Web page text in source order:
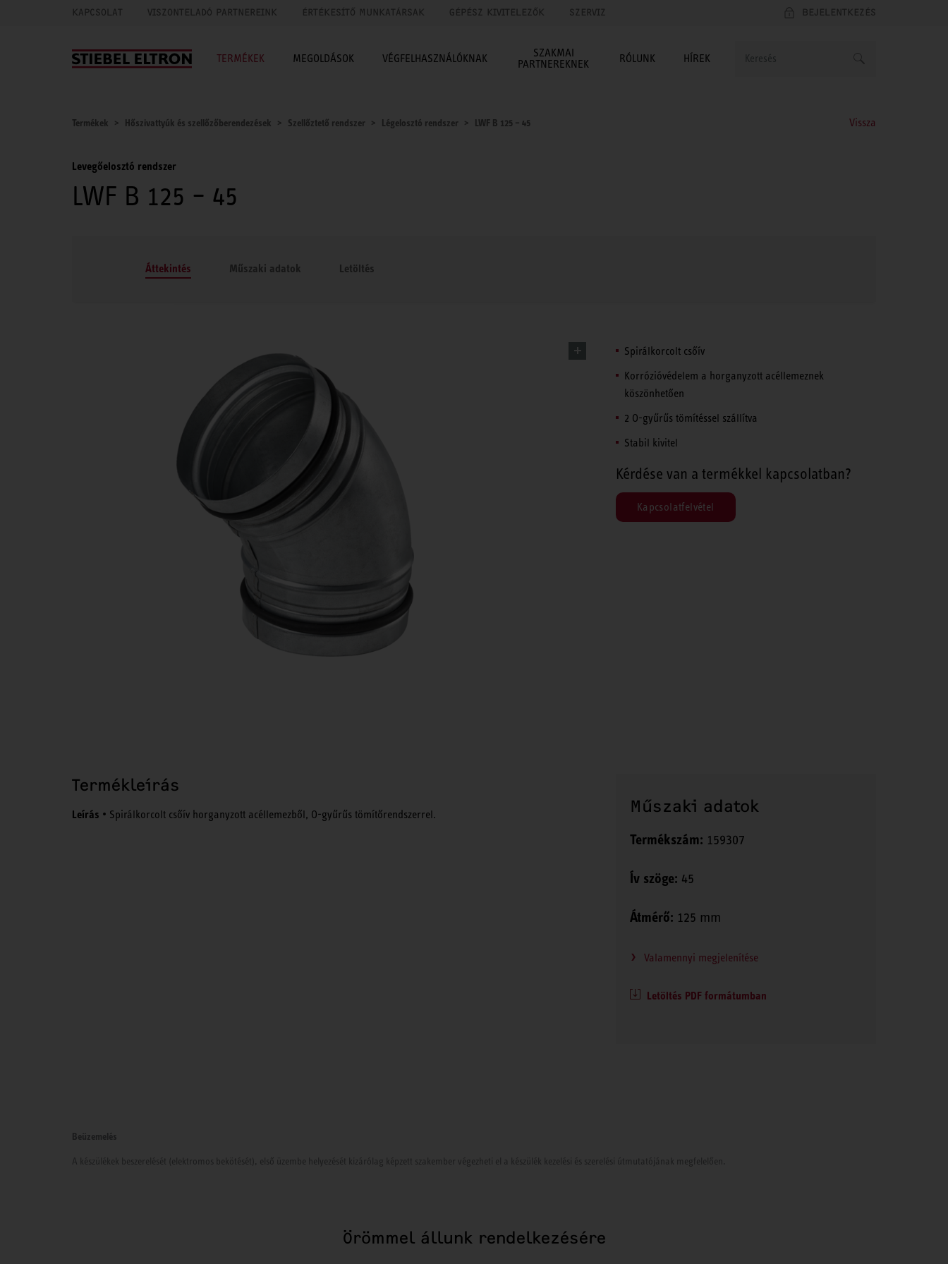
KAPCSOLAT VISZONTELADÓ PARTNEREINK ÉRTÉKESÍTŐ MUNKATÁRSAK GÉPÉSZ KIVITELEZŐK SZERVIZ BEJELENTKEZÉS
TERMÉKEK MEGOLDÁSOK VÉGFELHASZNÁLÓKNAK
SZAKMAI
PARTNEREKNEK
RÓLUNK HÍREK
Termékek Hőszivattyúk és szellőzőberendezések Szellőztető rendszer Légelosztó rendszer LWF B 125 – 45 Vissza
Levegőelosztó rendszer
LWF B 125 – 45
Áttekintés Műszaki adatok Letöltés
Spirálkorcolt csőív
Korrózióvédelem a horganyzott acéllemeznek
köszönhetően
2 O-gyűrűs tömítéssel szállítva
Stabil kivitel
Kérdése van a termékkel kapcsolatban?
Kapcsolatfelvétel
Termékleírás
Leírás • Spirálkorcolt csőív horganyzott acéllemezből, O-gyűrűs tömítőrendszerrel. Műszaki adatok
Termékszám: 159307
Ív szöge: 45
Átmérő: 125 mm
Valamennyi megjelenítése
Letöltés PDF formátumban
Beüzemelés
A készülékek beszerelését (elektromos bekötését), első üzembe helyezését kizárólag képzett szakember végezheti el a készülék kezelési és szerelési útmutatójának megfelelően.
Örömmel állunk rendelkezésére